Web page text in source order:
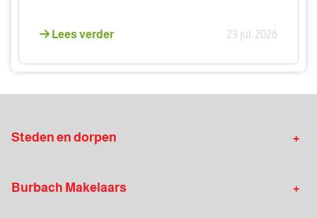
Lees verder 23 jul. 2026
Steden en dorpen
Burbach Makelaars